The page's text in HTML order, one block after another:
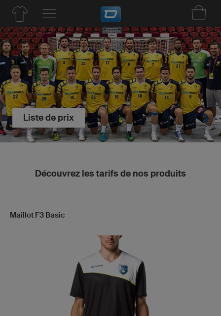
Liste de prix
Découvrez les tarifs de nos produits
Maillot F3 Basic